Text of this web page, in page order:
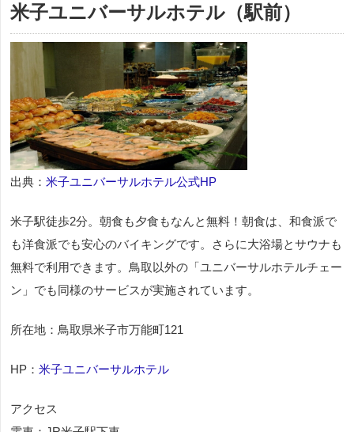
米子ユニバーサルホテル（駅前）
出典： 米子ユニバーサルホテル公式HP
米子駅徒歩2分。朝食も夕食もなんと無料！朝食は、和食派で
も洋食派でも安心のバイキングです。さらに大浴場とサウナも
無料で利用できます。鳥取以外の「ユニバーサルホテルチェー
ン」でも同様のサービスが実施されています。
所在地：鳥取県米子市万能町121
HP： 米子ユニバーサルホテル
アクセス